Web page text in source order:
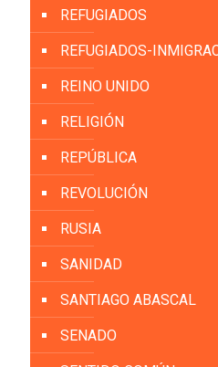
REFUGIADOS
REFUGIADOS-
REINO UNIDO
RELIGIÓN
REPÚBLICA
REVOLUCIÓN
RUSIA
SANIDAD
SANTIAGO ABASCAL
SENADO